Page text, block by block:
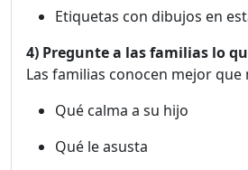
Etiquetas con dibujos en
4) Pregunte a las familias lo
Las familias conocen mejor que
Qué calma a su hijo
Qué le asusta